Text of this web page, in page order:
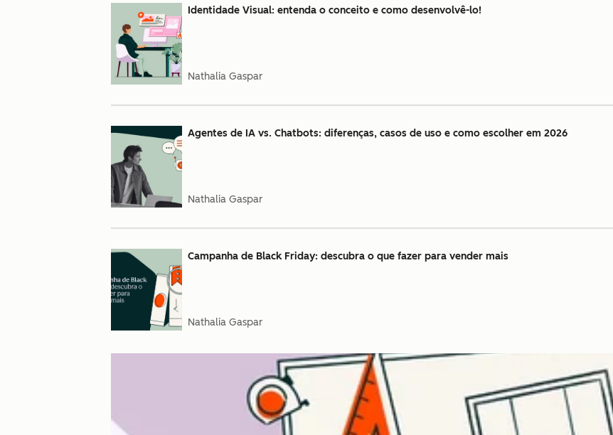
Identidade Visual: entenda o conceito e como desenvolvê-lo!
Nathalia Gaspar
Agentes de IA vs. Chatbots: diferenças, casos de uso e como escolher em 2026
Nathalia Gaspar
Campanha de Black Friday: descubra o que fazer para vender mais
Nathalia Gaspar